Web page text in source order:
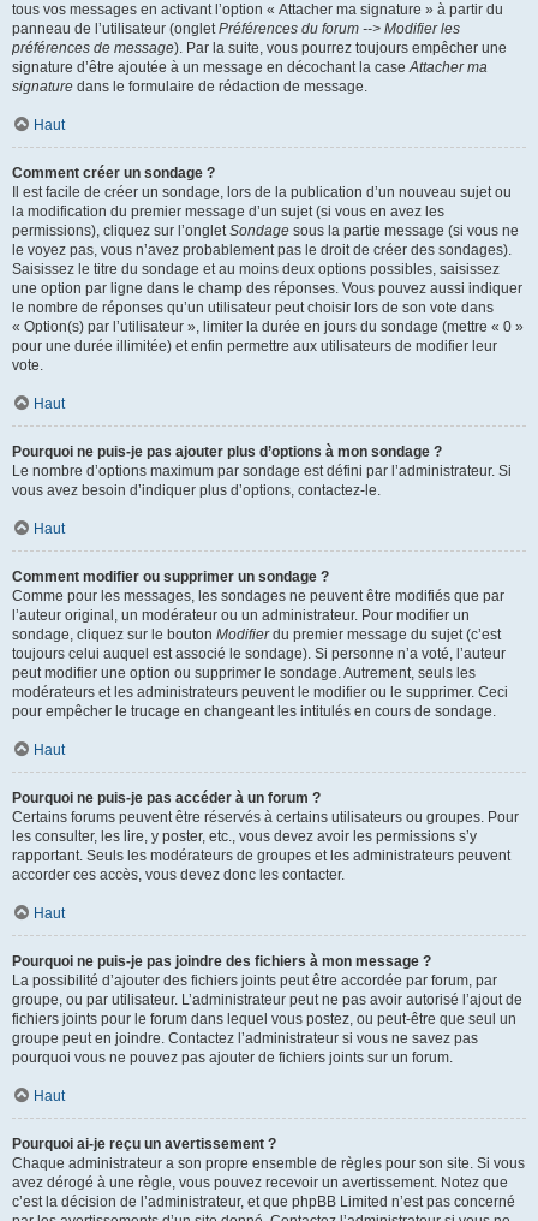
tous vos messages en activant l’option « Attacher ma signature » à partir du
panneau de l’utilisateur (ongletPréférences du forum --> Modifier les
préférences de message). Par la suite, vous pourrez toujours empêcher une
signature d’être ajoutée à un message en décochant la caseAttacher ma
signature dans le formulaire de rédaction de message.
Haut
Comment créer un sondage ?
Il est facile de créer un sondage, lors de la publication d’un nouveau sujet ou
la modification du premier message d’un sujet (si vous en avez les
permissions), cliquez sur l’ongletSondage sous la partie message (si vous ne
le voyez pas, vous n’avez probablement pas le droit de créer des sondages).
Saisissez le titre du sondage et au moins deux options possibles, saisissez
une option par ligne dans le champ des réponses. Vous pouvez aussi indiquer
le nombre de réponses qu’un utilisateur peut choisir lors de son vote dans
« Option(s) par l’utilisateur », limiter la durée en jours du sondage (mettre « 0 »
pour une durée illimitée) et enfin permettre aux utilisateurs de modifier leur
vote.
Haut
Pourquoi ne puis-je pas ajouter plus d’options à mon sondage ?
Le nombre d’options maximum par sondage est défini par l’administrateur. Si
vous avez besoin d’indiquer plus d’options, contactez-le.
Haut
Comment modifier ou supprimer un sondage ?
Comme pour les messages, les sondages ne peuvent être modifiés que par
l’auteur original, un modérateur ou un administrateur. Pour modifier un
sondage, cliquez sur le bouton Modifierdu premier message du sujet (c’est
toujours celui auquel est associé le sondage). Si personne n’a voté, l’auteur
peut modifier une option ou supprimer le sondage. Autrement, seuls les
modérateurs et les administrateurs peuvent le modifier ou le supprimer. Ceci
pour empêcher le trucage en changeant les intitulés en cours de sondage.
Haut
Pourquoi ne puis-je pas accéder à un forum ?
Certains forums peuvent être réservés à certains utilisateurs ou groupes. Pour
les consulter, les lire, y poster, etc., vous devez avoir les permissions s’y
rapportant. Seuls les modérateurs de groupes et les administrateurs peuvent
accorder ces accès, vous devez donc les contacter.
Haut
Pourquoi ne puis-je pas joindre des fichiers à mon message ?
La possibilité d’ajouter des fichiers joints peut être accordée par forum, par
groupe, ou par utilisateur. L’administrateur peut ne pas avoir autorisé l’ajout de
fichiers joints pour le forum dans lequel vous postez, ou peut-être que seul un
groupe peut en joindre. Contactez l’administrateur si vous ne savez pas
pourquoi vous ne pouvez pas ajouter de fichiers joints sur un forum.
Haut
Pourquoi ai-je reçu un avertissement ?
Chaque administrateur a son propre ensemble de règles pour son site. Si vous
avez dérogé à une règle, vous pouvez recevoir un avertissement. Notez que
c’est la décision de l’administrateur, et que phpBB Limited n’est pas concerné